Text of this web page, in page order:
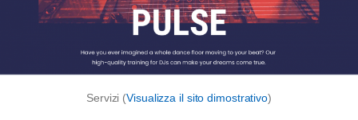
Servizi (Visualizza il sito dimostrativo)